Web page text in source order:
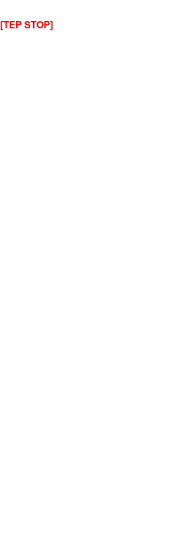
[TEP STOP]